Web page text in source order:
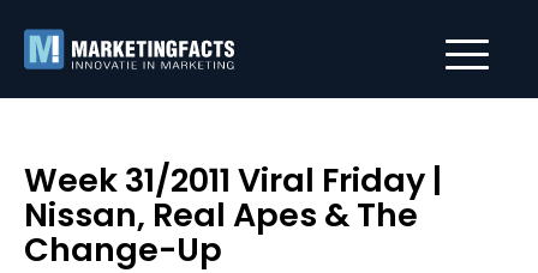
Week 31/2011 Viral Friday |
Nissan, Real Apes & The
Change-Up